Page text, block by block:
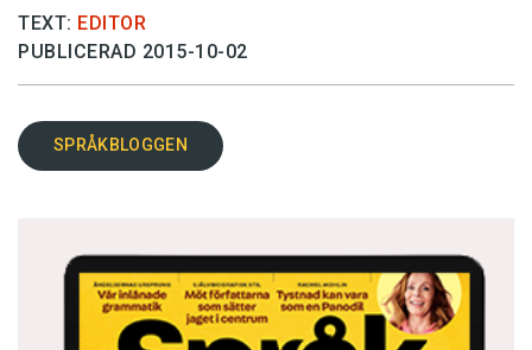
TEXT: EDITOR
PUBLICERAD 2015-10-02
SPRÅKBLOGGEN